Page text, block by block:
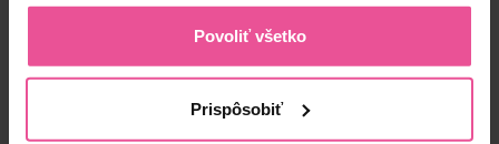
Povoliť všetko
Prispôsobiť
zabezbečí redukciu opuchov a urýchlenie
regenerácie tkanív po výkone. V mojej praxi
LIPOELASTIC. Spoločnosť LIPOELASTIC patrí k
špičke kompresnej starostlivosti, čo dokazuje
prvotriednou kvalitou svojich výrobkov. Kvalita